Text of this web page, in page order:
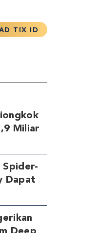
Miliar
Spider-
Dapat